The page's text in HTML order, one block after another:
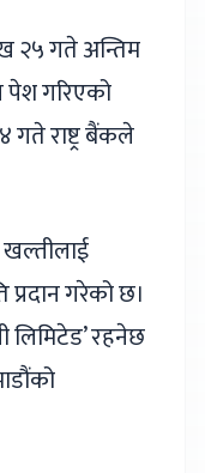
२५ गते अन्तिम
पेश गरिएको
गते राष्ट्र बैंकले
खल्तीलाई
गरेको छ।
लिमिटेड’ रहनेछ